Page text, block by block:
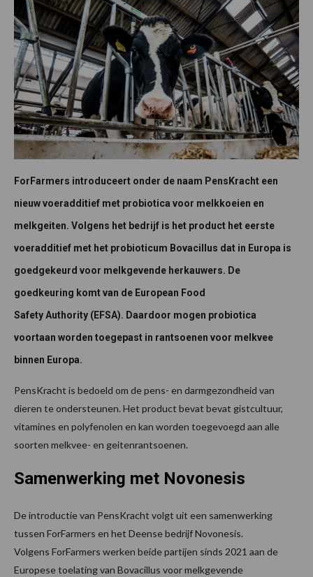
ForFarmers introduceert onder de naam PensKracht een
nieuw voeradditief met probiotica voor melkkoeien en
melkgeiten. Volgens het bedrijf is het product het eerste
voeradditief met het probioticum Bovacillus dat in Europa is
goedgekeurd voor melkgevende herkauwers. De
goedkeuring komt van de European Food
Safety Authority (EFSA). Daardoor mogen probiotica
voortaan worden toegepast in rantsoenen voor melkvee
binnen Europa.
PensKracht is bedoeld om de pens- en darmgezondheid van
dieren te ondersteunen. Het product bevat bevat gistcultuur,
vitamines en polyfenolen en kan worden toegevoegd aan alle
soorten melkvee- en geitenrantsoenen.
Samenwerking met Novonesis
De introductie van PensKracht volgt uit een samenwerking
tussen ForFarmers en het Deense bedrijf Novonesis.
Volgens ForFarmers werken beide partijen sinds 2021 aan de
Europese toelating van Bovacillus voor melkgevende